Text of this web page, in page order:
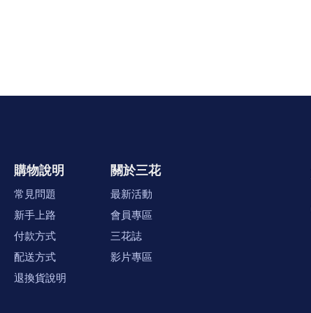
購物說明
常見問題
新手上路
付款方式
配送方式
退換貨說明
關於三花
最新活動
會員專區
三花誌
影片專區